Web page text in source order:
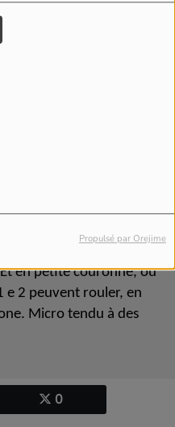
Propulsé par Orejime
0
Télécharger le podcast
mise en place
Et en petite couronne, où
e 2 peuvent rouler, en
Micro tendu à des